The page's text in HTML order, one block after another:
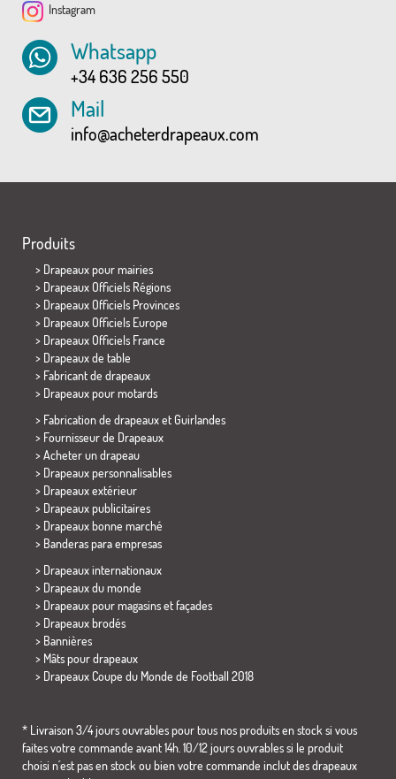
Instagram
Whatsapp
+34 636 256 550
Mail
info@acheterdrapeaux.com
Produits
> Drapeaux pour mairies
> Drapeaux Officiels Régions
> Drapeaux Officiels Provinces
> Drapeaux Officiels Europe
> Drapeaux Officiels France
> Drapeaux de table
> Fabricant de drapeaux
> Drapeaux pour motards
> Fabrication de drapeaux et Guirlandes
> Fournisseur de Drapeaux
> Acheter un drapeau
> Drapeaux personnalisables
> Drapeaux extérieur
> Drapeaux publicitaires
> Drapeaux bonne marché
> Banderas para empresas
> Drapeaux internationaux
> Drapeaux du monde
> Drapeaux pour magasins et façades
> Drapeaux brodés
> Bannières
> Mâts pour drapeaux
> Drapeaux Coupe du Monde de Football 2018
* Livraison 3/4 jours ouvrables pour tous nos produits en stock si vous
faites votre commande avant 14h. 10/12 jours ouvrables si le produit
choisi n´est pas en stock ou bien votre commande inclut des drapeaux